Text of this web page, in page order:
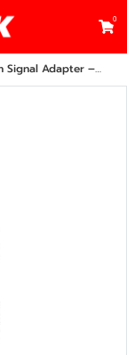
0
Softail Low Rider ST (CNC Billet Mount Kit)